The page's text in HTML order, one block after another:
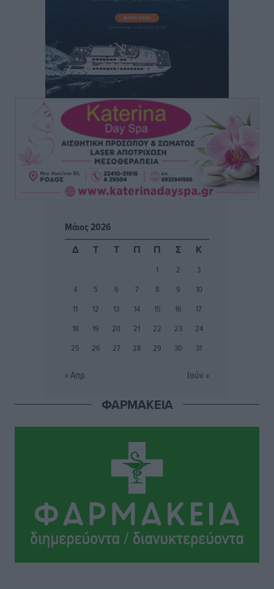
πριν 2 ώρες
Τσαμπίκα Διαμαντή: Η Ρόδος δεν μπορεί να σχεδιάζει
το μέλλον της μέσα στην αβεβαιότητα
Συνεντεύξεις• πριν 2 ώρες
Η υπογεννητικότητα βάζει λουκέτο σε 11 σχολεία
Πρωτοβάθμιας στα Δωδεκάνησα
πριν 2 ώρες
Κ. Σπανός: Παρά την αυξημένη τουριστική κίνηση, η
αγορά της Ρόδου κινείται κάτω από τις προσδοκίες
Το ΠΑΣΟΚ στα Δωδεκάνησα ψάχνει έξι και του
Η Ροδιακή Επαυλη περιμένει ακόμα να βρεθεί κάποιος
πριν 2 ώρες
πριν 2 ώρες
Ροδάκινα: 9 οφέλη στην υγεία του ανθρώπου
Τοπικές Ειδήσεις πριν 2 ώρες
Καιρός «hot – dry – windy» τις επόμενες 48 ώρες στη
Μάιος 2026
Δ
Τ Τ Π Π Σ Κ
1 2
3
4
5 6 7 8 9
10
11
12 13 14 15 16
17
18
19 20 21 22 23
24
25
26 27 28 29 30 31
« Απρ Ιούν »
ΦΑΡΜΑΚΕΙΑ